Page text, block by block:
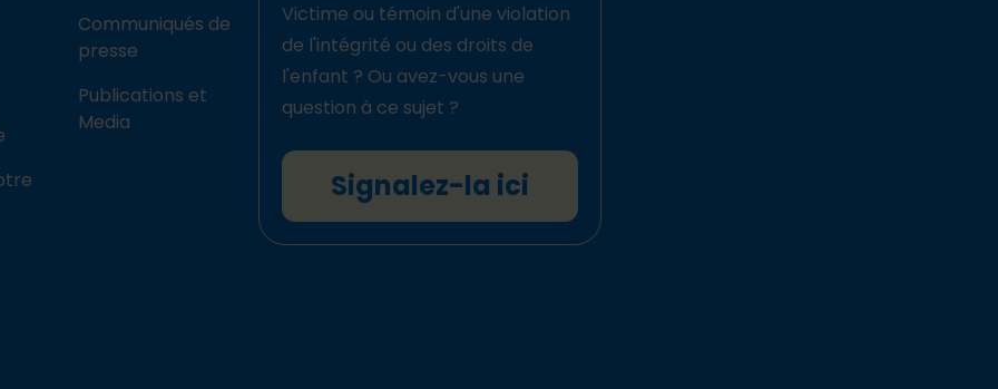
Communiqués de
presse
Publications et
Media
Victime ou témoin d'une violation
de l'intégrité ou des droits de
l'enfant ? Ou avez-vous une
question à ce sujet ?
Signalez-la ici